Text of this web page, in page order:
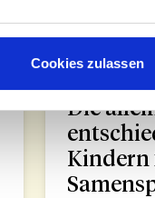
Cookies zulassen
Samenspender
Die
Kindern